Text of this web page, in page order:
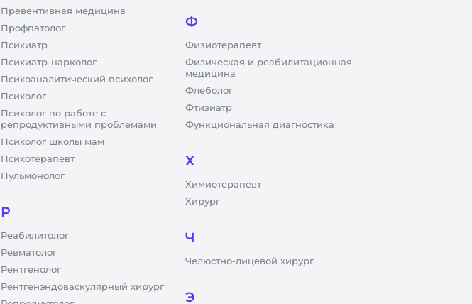
Превентивная медицина
Профпатолог
Психиатр
Психиатр-нарколог
Психоаналитический психолог
Психолог
Психолог по работе с
репродуктивными проблемами
Психолог школы мам
Психотерапевт
Пульмонолог
Р
Реабилитолог
Ревматолог
Рентгенолог
Рентгенэндоваскулярный хирург
Ф
Физиотерапевт
Физическая и реабилитационная
медицина
Флеболог
Фтизиатр
Функциональная диагностика
Х
Химиотерапевт
Хирург
Ч
Челюстно-лицевой хирург
Э